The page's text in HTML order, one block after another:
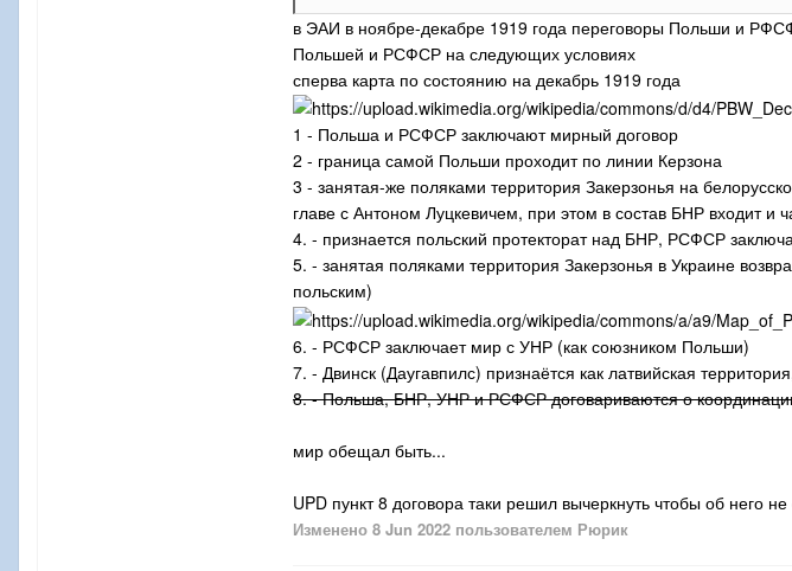
в ЭАИ в ноябре-декабре 1919 года переговоры Польши и
Польшей и РСФСР на следующих условиях
сперва карта по состоянию на декабрь 1919 года
1 - Польша и РСФСР заключают мирный договор
2 - граница самой Польши проходит по линии Керзона
3 - занятая-же поляками территория Закерзонья на
главе с Антоном Луцкевичем, при этом в состав БНР входит
4. - признается польский протекторат над БНР, РСФСР
5. - занятая поляками территория Закерзонья в Украине
польским)
6. - РСФСР заключает мир с УНР (как союзником Польши)
7. - Двинск (Даугавпилс) признаётся как латвийская
8. - Польша, БНР, УНР и РСФСР договариваются о
мир обещал быть...
UPD пункт 8 договора таки решил вычеркнуть чтобы об него
Изменено 8 Jun 2022 пользователем Рюрик